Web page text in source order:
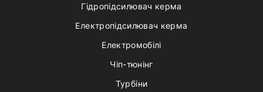
Гідропідсилювач керма
Електропідсилювач керма
Електромобілі
Чіп-тюнінг
Турбіни